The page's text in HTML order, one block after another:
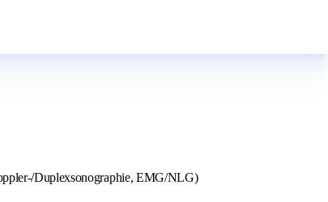
Duplexsonographie, EMG/NLG)